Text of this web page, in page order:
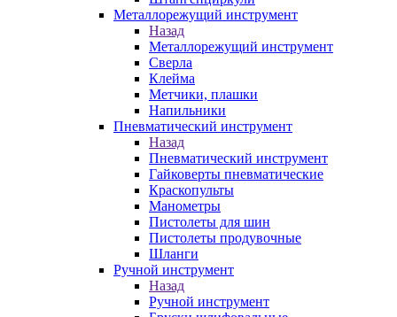
Металлорежущий инструмент
Назад
Металлорежущий инструмент
Сверла
Клейма
Метчики, плашки
Напильники
Пневматический инструмент
Назад
Пневматический инструмент
Гайковерты пневматические
Краскопульты
Манометры
Пистолеты для шин
Пистолеты продувочные
Шланги
Ручной инструмент
Назад
Ручной инструмент